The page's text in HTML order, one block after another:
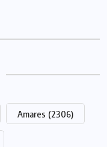
Amares (2306)